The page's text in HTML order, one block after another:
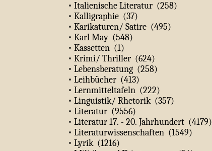
• Italienische Literatur (258)
• Kalligraphie (37)
• Karikaturen/ Satire (495)
• Karl May (548)
• Kassetten (1)
• Krimi/ Thriller (624)
• Lebensberatung (258)
• Leihbücher (413)
• Lernmitteltafeln (222)
• Linguistik/ Rhetorik (357)
• Literatur (9556)
• Literatur 17. - 20. Jahrhundert (4179)
• Literaturwissenschaften (1549)
• Lyrik (1216)